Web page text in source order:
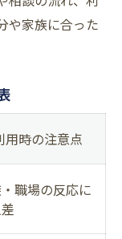
や家族に合った
用時の注意点
職場の反応に